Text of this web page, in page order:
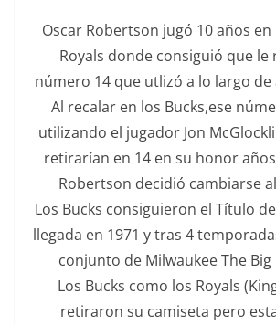
Oscar Robertson jugó 10 años
Royals donde consiguió que le
número 14 que utlizó a lo largo de
Al recalar en los Bucks,ese
utilizando el jugador Jon
retirarían en 14 en su honor
Robertson decidió cambiarse
Los Bucks consiguieron el Título
llegada en 1971 y tras 4
conjunto de Milwaukee The
Los Bucks como los Royals
retiraron su camiseta pero